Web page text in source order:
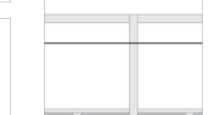
hemtjänsten behöver
stöd eller personal på ett